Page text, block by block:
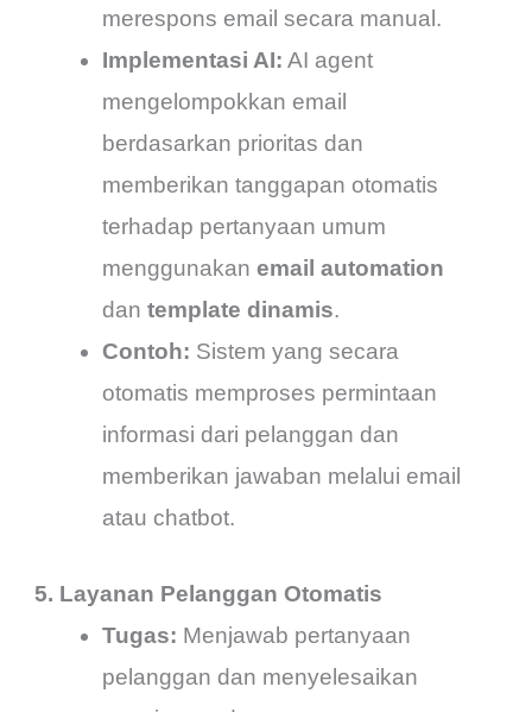
merespons email secara manual.
Implementasi AI: AI agent
mengelompokkan email
berdasarkan prioritas dan
memberikan tanggapan otomatis
terhadap pertanyaan umum
menggunakanemail automation
dantemplate dinamis.
Contoh: Sistem yang secara
otomatis memproses permintaan
informasi dari pelanggan dan
memberikan jawaban melalui email
atau chatbot.
5. Layanan Pelanggan Otomatis
Tugas: Menjawab pertanyaan
pelanggan dan menyelesaikan